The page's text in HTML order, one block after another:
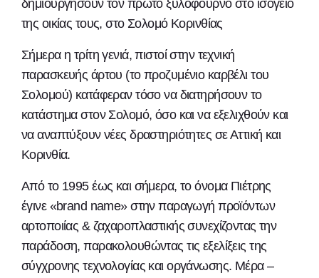
δημιουργήσουν τον πρώτο ξυλόφουρνο στο ισόγειο
της οικίας τους, στο Σολομό Κορινθίας
Σήμερα η τρίτη γενιά, πιστοί στην τεχνική
παρασκευής άρτου (το προζυμένιο καρβέλι του
Σολομού) κατάφεραν τόσο να διατηρήσουν το
κατάστημα στον Σολομό, όσο και να εξελιχθούν και
να αναπτύξουν νέες δραστηριότητες σε Αττική και
Κορινθία.
Από το 1995 έως και σήμερα, το όνομα Πιέτρης
έγινε «brand name» στην παραγωγή προϊόντων
αρτοποιίας & ζαχαροπλαστικής συνεχίζοντας την
παράδοση, παρακολουθώντας τις εξελίξεις της
σύγχρονης τεχνολογίας και οργάνωσης. Μέρα –